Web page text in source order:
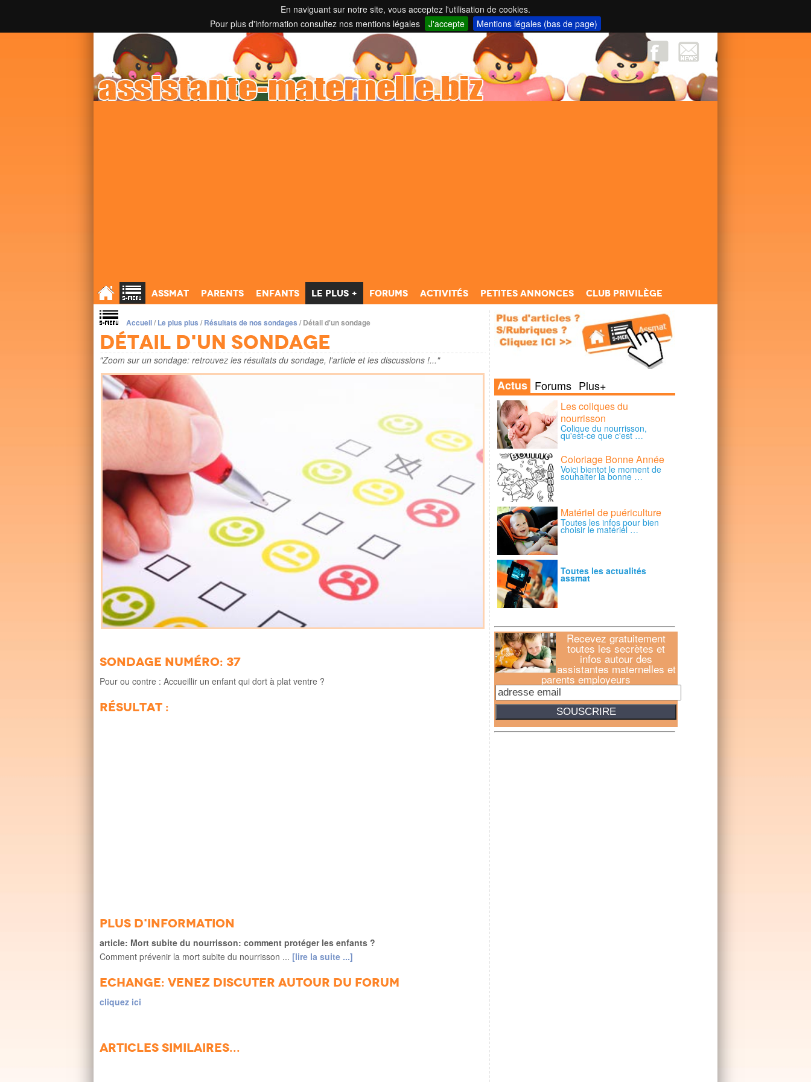
En naviguant sur notre site, vous acceptez l'utilisation de cookies.
Pour plus d'information consultez nos mentions légales
J'accepte Mentions légales (bas de page)
Toutes les informations sur les assistantes maternelles et parents employeurs ...
;
Assmat Parents Enfants Le Plus + Forums Activités Petites annonces Club Privilège
Accueil/Le plus plus /Résultats de nos sondages /Détail d'un sondage
Détail d'un sondage
"Zoom sur un sondage: retrouvez les résultats du sondage, l'article et les discussions !..."
Sondage numéro: 37
Pour ou contre : Accueillir un enfant qui dort à plat ventre ?
Résultat :
Plus d'information
article: Mort subite du nourrisson: comment protéger les enfants ?
Comment prévenir la mort subite du nourrisson ... [lire la suite ...]
Echange: venez discuter autour du forum
cliquez ici
Articles similaires...
Actus Forums Plus+
Les coliques du
nourrisson
Colique du nourrisson,
qu'est-ce que c'est …
Coloriage Bonne Année
Voici bientot le moment de
souhaiter la bonne …
Matériel de puériculture
Toutes les infos pour bien
choisir le matériel …
Toutes les actualités
assmat
Recevez gratuitement
toutes les secrètes et
infos autour des
assistantes maternelles et
parents employeurs